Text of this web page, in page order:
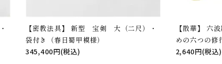
【密教法具】 新型 宝剣 大（二尺）・
袋付き（春日蜀甲模様）
345,400円(税込)
【散華】 六
めの六つの修
2,640円(税込)